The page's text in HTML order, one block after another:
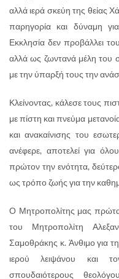
αλλά ιερά σκεύη της θείας
παρηγορία και δύναμη
Εκκλησία δεν προβάλλει
αλλά ως ζωντανά μέλη του
με την ύπαρξή τους την
Κλείνοντας, κάλεσε τους
με πίστη και πνεύμα
και ανακαίνισης του
ανέφερε, αποτελεί για
πρώτον την ενότητα,
ως τρόπο ζωής για την
Ο Μητροπολίτης μας
του Μητροπολίτη
Σαμοθράκης κ. Άνθιμο για
ιερού λειψάνου και
σπουδαιότερους